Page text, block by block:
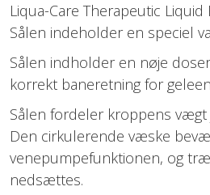
Liqua-Care Therapeutic
Sålen indeholder en speciel
Sålen indholder en nøje
korrekt baneretning for
Sålen fordeler kroppens
Den cirkulerende væske
venepumpefunktionen, og
nedsættes.